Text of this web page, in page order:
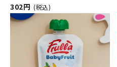
フルーツ／ナチュラヌオヴ
ァ）
302円 (税込)